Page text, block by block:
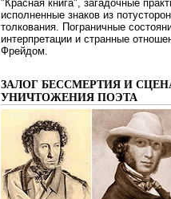
"Красная книга", загадочные
исполненные знаков из
толкования. Пограничные
интерпретации и странные
Фрейдом.
ЗАЛОГ БЕССМЕРТИЯ И
УНИЧТОЖЕНИЯ ПОЭТА